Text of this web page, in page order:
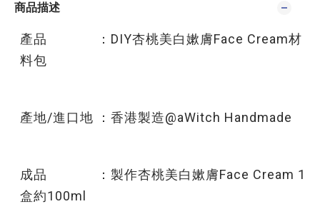
商品描述
產品 ：DIY杏桃美白嫰膚Face Cream材
料包
產地/進口地 ：香港製造@aWitch Handmade
成品 ：製作杏桃美白嫰膚Face Cream 1
盒約100ml